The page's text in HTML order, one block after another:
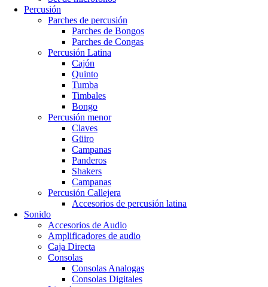
Percusión
Parches de percusión
Parches de Bongos
Parches de Congas
Percusión Latina
Cajón
Quinto
Tumba
Timbales
Bongo
Percusión menor
Claves
Güiro
Campanas
Panderos
Shakers
Campanas
Percusión Callejera
Accesorios de percusión latina
Sonido
Accesorios de Audio
Amplificadores de audio
Caja Directa
Consolas
Consolas Analogas
Consolas Digitales